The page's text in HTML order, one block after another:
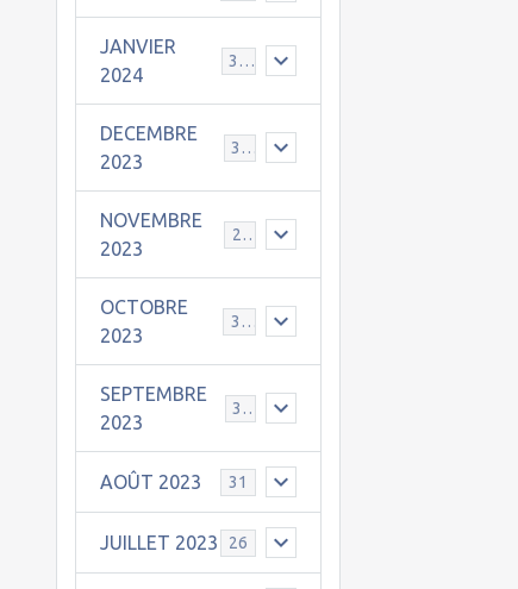
JANVIER
2024
30
DECEMBRE
2023
31
NOVEMBRE
2023
24
OCTOBRE
2023
31
SEPTEMBRE
2023
30
AOÛT 2023 31
JUILLET 2023 26